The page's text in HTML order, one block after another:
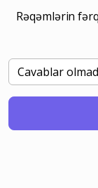
Rəqəmlərin